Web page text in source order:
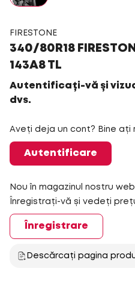
FIRESTONE
340/80R18
143A8 TL
Autentificați-vă și
dvs.
Aveți deja un cont? Bine ați
Autentificare
Nou în magazinul nostru
Înregistrați-vă și vedeți
Înregistrare
Descărcați pagina